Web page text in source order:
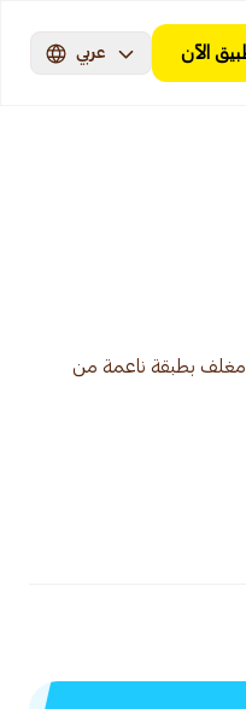
الآن عربي
مغلف بطبقة ناعمة من